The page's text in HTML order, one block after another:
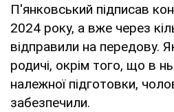
П'янковський підписав
2024 року, а вже через
відправили на передову.
родичі, окрім того, що в
належної підготовки,
забезпечили.